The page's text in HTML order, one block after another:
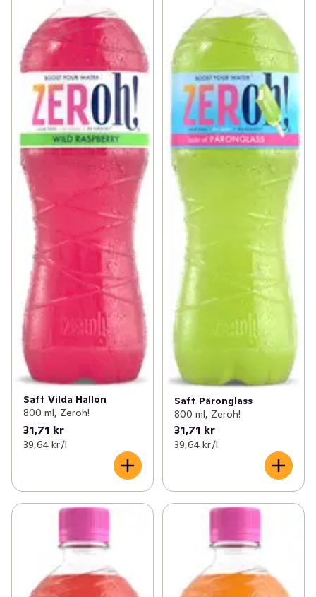
Saft Vilda Hallon
800 ml, Zeroh!
31,71 kr
39,64 kr /l
Saft Päronglass
800 ml, Zeroh!
31,71 kr
39,64 kr /l